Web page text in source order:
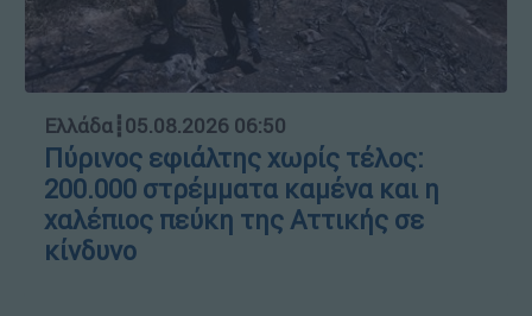
Ελλάδα┋05.08.2026 06:50
Πύρινος εφιάλτης χωρίς τέλος:
200.000 στρέμματα καμένα και η
χαλέπιος πεύκη της Αττικής σε
κίνδυνο